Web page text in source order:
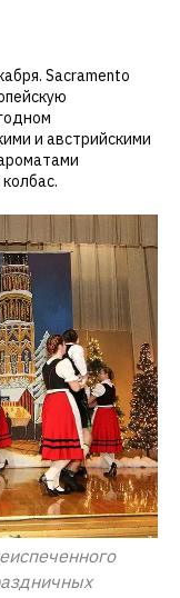
Sacramento
и австрийскими